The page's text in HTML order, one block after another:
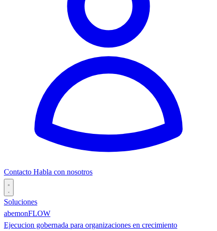
Contacto Habla con nosotros
Soluciones
abemonFLOW
Ejecucion gobernada para organizaciones en crecimiento